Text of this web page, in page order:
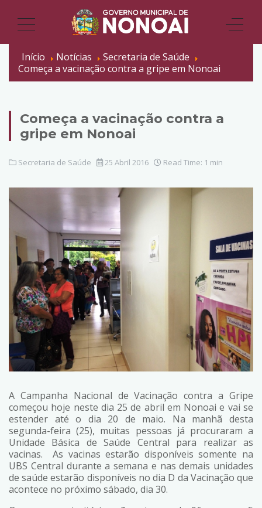
Início Notícias
Secretaria de Saúde
Começa a vacinação contra a gripe em Nonoai
Começa a vacinação contra a
gripe em Nonoai
Secretaria de Saúde 25 Abril 2016 Read Time: 1 min
A Campanha Nacional de Vacinação contra a Gripe
começou hoje neste dia 25 de abril em Nonoai e vai se
estender até o dia 20 de maio. Na manhã desta
segunda-feira (25), muitas pessoas já procuraram a
Unidade Básica de Saúde Central para realizar as
vacinas. As vacinas estarão disponíveis somente na
UBS Central durante a semana e nas demais unidades
de saúde estarão disponíveis no dia D da Vacinação que
acontece no próximo sábado, dia 30.